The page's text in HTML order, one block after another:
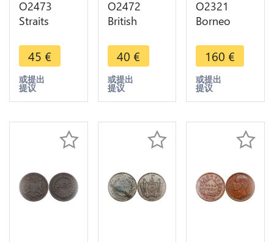
O2473
Straits
1/4 cent
Victoria
1845 -
>Make
45 €
或提出
提议
O2472
British
Borneo 1
Cent 1886
H Heaton -
>Make
40 €
或提出
提议
O2321
Borneo
Cent
Brooke
Rajah 1863
AU ->Make
160 €
或提出
提议